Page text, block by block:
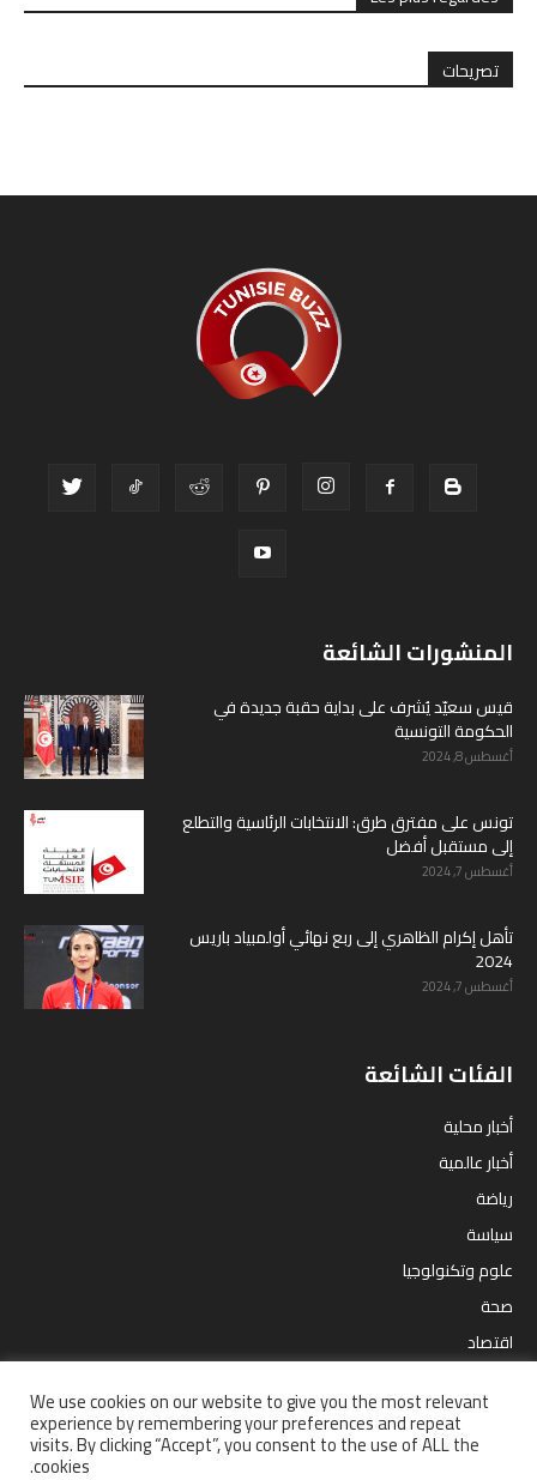
تصريحات
المنشورات الشائعة
قيس سعيّد يُشرف على بداية حقبة جديدة في
الحكومة التونسية
أغسطس 8, 2024
تونس على مفترق طرق: الانتخابات الرئاسية والتطلع
إلى مستقبل أفضل
أغسطس 7, 2024
تأهل إكرام الظاهري إلى ربع نهائي أولمبياد باريس
2024
أغسطس 7, 2024
الفئات الشائعة
أخبار محلية
أخبار عالمية
رياضة
سياسة
علوم وتكنولوجيا
صحة
اقتصاد
ترفيهWe use cookies on our website to give you the most relevant
experience by remembering your preferences and repeat
visits. By clicking “Accept”, you consent to the use of ALL the
cookies.